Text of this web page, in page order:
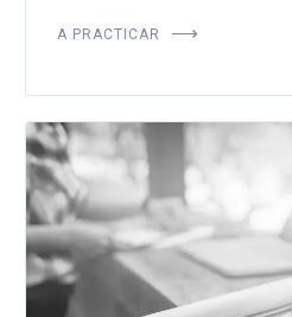
A PRACTICAR